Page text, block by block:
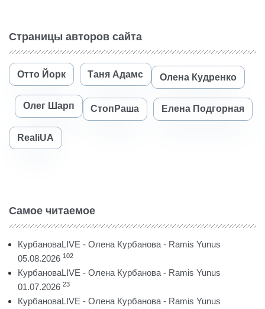
Страницы авторов сайта
Отто Йорк Таня Адамс Олена Кудренко
Олег Шарп СтопРаша Елена Подгорная
RealiUA
Самое читаемое
КурбановаLIVE - Олена Курбанова - Ramis Yunus
05.08.2026 102
КурбановаLIVE - Олена Курбанова - Ramis Yunus
01.07.2026 23
КурбановаLIVE - Олена Курбанова - Ramis Yunus